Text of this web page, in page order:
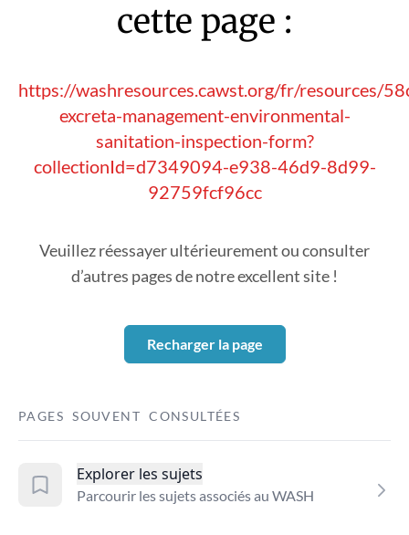
cette page :
https://washresources.cawst.org/fr/resources/
excreta-management-environmental-
sanitation-inspection-form?
collectionId=d7349094-e938-46d9-8d99-
92759fcf96cc
Veuillez réessayer ultérieurement ou consulter
d’autres pages de notre excellent site !
Recharger la page
PAGES SOUVENT CONSULTÉES
Explorer les sujets
Parcourir les sujets associés au WASH